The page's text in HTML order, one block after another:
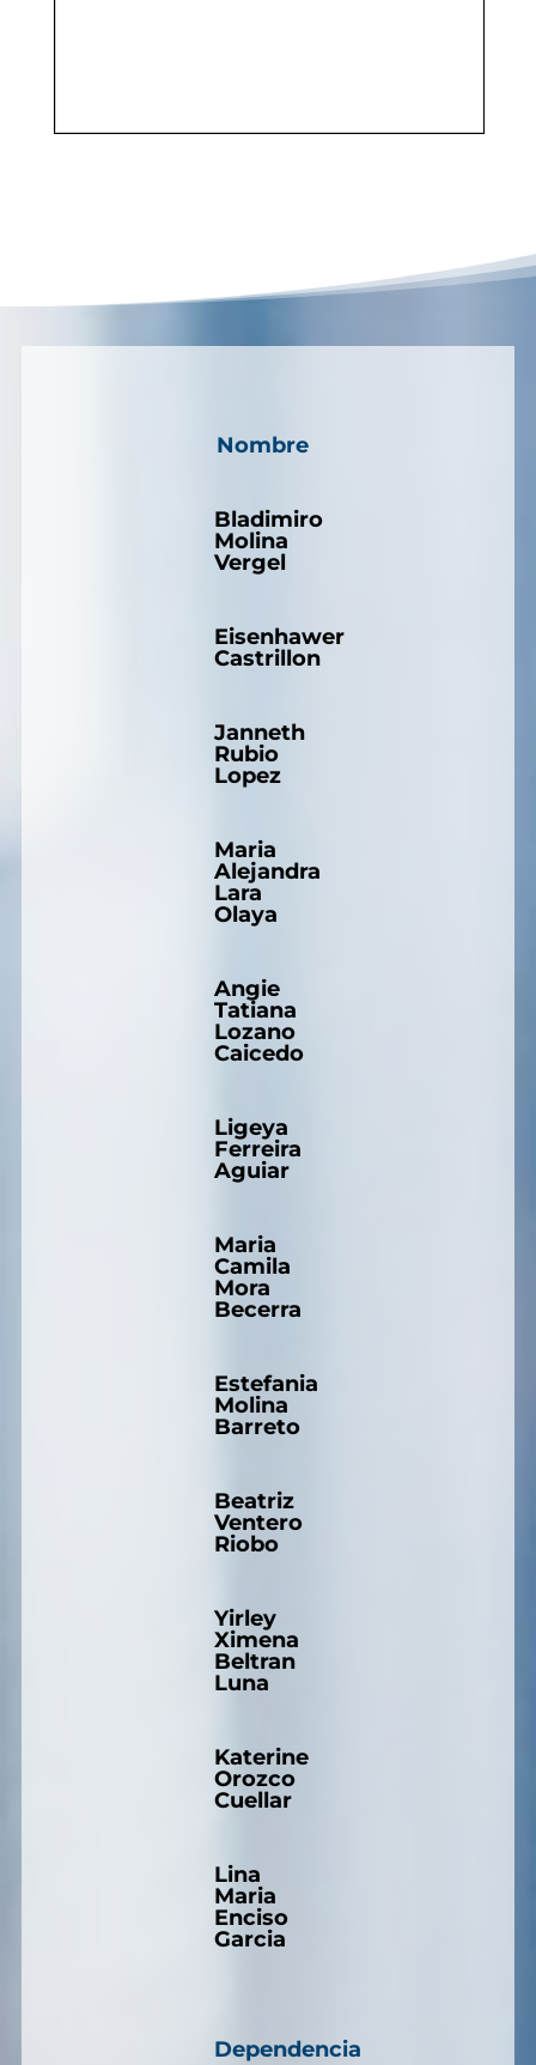
Nombre
Bladimiro
Molina
Vergel
Eisenhawer
Castrillon
Janneth
Rubio
Lopez
Maria
Alejandra
Lara
Olaya
Angie
Tatiana
Lozano
Caicedo
Ligeya
Ferreira
Aguiar
Maria
Camila
Mora
Becerra
Estefania
Molina
Barreto
Beatriz
Ventero
Riobo
Yirley
Ximena
Beltran
Luna
Katerine
Orozco
Cuellar
Lina
Maria
Enciso
Garcia
Dependencia